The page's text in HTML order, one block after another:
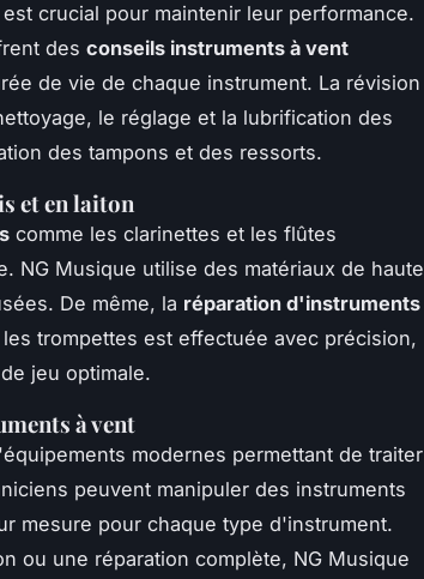
est crucial pour maintenir leur performance.
des conseils instruments à vent
de vie de chaque instrument. La révision
le réglage et la lubrification des
des tampons et des ressorts.
et en laiton
comme les clarinettes et les flûtes
NG Musique utilise des matériaux de haute
De même, la réparation d'instruments
trompettes est effectuée avec précision,
jeu optimale.
à vent
modernes permettant de traiter
peuvent manipuler des instruments
mesure pour chaque type d'instrument.
ou une réparation complète, NG Musique